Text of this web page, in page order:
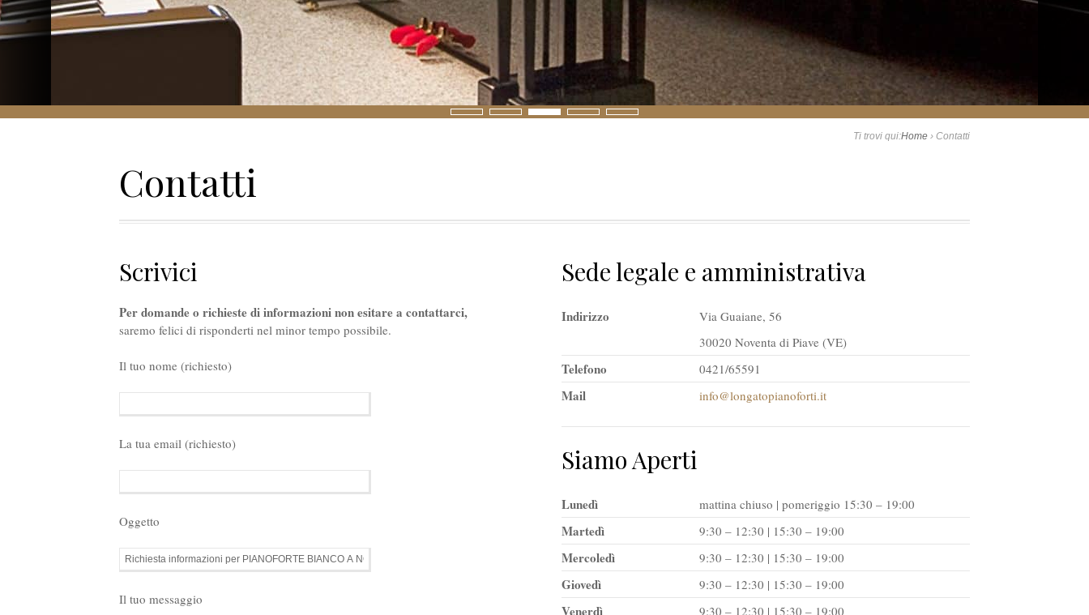
Ti trovi qui:Home › Contatti
Contatti
Scrivici
Per domande o richieste di informazioni non esitare a contattarci,
saremo felici di risponderti nel minor tempo possibile.
Il tuo nome (richiesto)
La tua email (richiesto)
Oggetto
Il tuo messaggio
Sede legale e amministrativa
Indirizzo
Via Guaiane, 56
30020 Noventa di Piave (VE)
Telefono 0421/65591
Mail info@longatopianoforti.it
Siamo Aperti
Lunedì mattina chiuso | pomeriggio 15:30 – 19:00
Martedì 9:30 – 12:30 | 15:30 – 19:00
Mercoledì 9:30 – 12:30 | 15:30 – 19:00
Giovedì 9:30 – 12:30 | 15:30 – 19:00
Venerdì 9:30 – 12:30 | 15:30 – 19:00